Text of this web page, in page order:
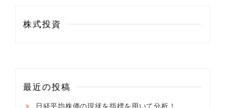
株式投資
最近の投稿
日経平均株価の現状を指標を用いて分析！